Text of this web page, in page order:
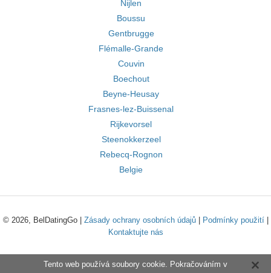
Nijlen
Boussu
Gentbrugge
Flémalle-Grande
Couvin
Boechout
Beyne-Heusay
Frasnes-lez-Buissenal
Rijkevorsel
Steenokkerzeel
Rebecq-Rognon
Belgie
© 2026, BelDatingGo | Zásady ochrany osobních údajů| Podmínky použití|
Kontaktujte nás
Tento web používá soubory cookie. Pokračováním v